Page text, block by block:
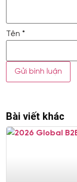
Tên *
Bài viết khác